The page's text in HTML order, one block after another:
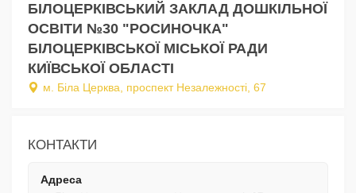
БІЛОЦЕРКІВСЬКИЙ ЗАКЛАД ДОШКІЛЬНОЇ
ОСВІТИ №30 "РОСИНОЧКА"
БІЛОЦЕРКІВСЬКОЇ МІСЬКОЇ РАДИ
КИЇВСЬКОЇ ОБЛАСТІ
м. Біла Церква, проспект Незалежності, 67
КОНТАКТИ
Адреса